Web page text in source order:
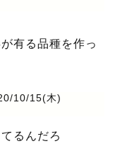
有る品種を作っ
10/15(木)
るんだろ